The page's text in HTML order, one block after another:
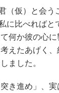
（仮）と会う
に比べればと
何か彼の心に
えたあげく、
ました。
き進め」、実